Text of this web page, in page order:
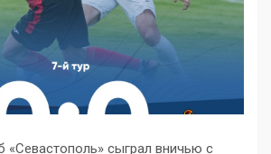
«Севастополь» сыграл вничью с